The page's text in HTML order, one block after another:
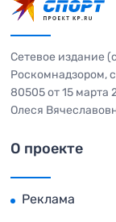
Сетевое издание
Роскомнадзором,
80505 от 15 марта
Олеся
О проекте
Реклама